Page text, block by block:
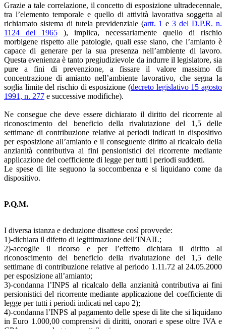
Grazie a tale correlazione, il concetto di esposizione ultradecennale,
tra l’elemento temporale e quello di attività lavorativa soggetta al
richiamato sistema di tutela previdenziale (artt. 1 e3 del D.P.R. n.
1124 del 1965 ), implica, necessariamente quello di rischio
morbigene rispetto alle patologie, quali esse siano, che l’amianto è
capace di generare per la sua presenza nell’ambiente di lavoro.
Questa evenienza è tanto pregiudizievole da indurre il legislatore, sia
pure a fini di prevenzione, a fissare il valore massimo di
concentrazione di amianto nell’ambiente lavorativo, che segna la
soglia limite del rischio di esposizione (decreto legislativo 15 agosto
1991, n. 277 e successive modifiche).
Ne consegue che deve essere dichiarato il diritto del ricorrente al
riconoscimento del beneficio della rivalutazione del 1,5 delle
settimane di contribuzione relative ai periodi indicati in dispositivo
per esposizione all’amianto e il conseguente diritto al ricalcalo della
anzianità contributiva ai fini pensionistici del ricorrente mediante
applicazione del coefficiente di legge per tutti i periodi suddetti.
Le spese di lite seguono la soccombenza e si liquidano come da
dispositivo.
P.Q.M.
I diversa istanza e deduzione disattese così provvede:
1)-dichiara il difetto di legittimazione dell’INAIL;
2)-accoglie il ricorso e per l’effetto dichiara il diritto al
riconoscimento del beneficio della rivalutazione del 1,5 delle
settimane di contribuzione relative al periodo 1.11.72 al 24.05.2000
per esposizione all’amianto;
3)-condanna l’INPS al ricalcalo della anzianità contributiva ai fini
persionistici del ricorrente mediante applicazione del coefficiente di
legge per tutti i periodi indicati nel capo 2);
4)-condanna l’INPS al pagamento delle spese di lite che si liquidano
in Euro 1.000,00 comprensivi di diritti, onorari e spese oltre IVA e